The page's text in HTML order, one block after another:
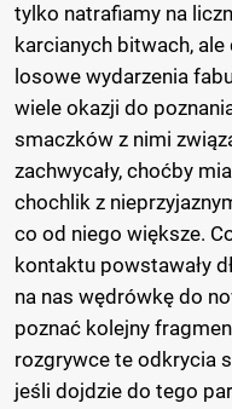
tylko natrafiamy na
karcianych bitwach,
losowe wydarzenia
wiele okazji do
smaczków z nimi
zachwycały, choćby
chochlik z
co od niego większe.
kontaktu powstawały
na nas wędrówkę do
poznać kolejny
rozgrywce te odkrycia
jeśli dojdzie do tego